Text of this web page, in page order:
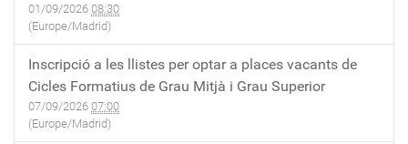
01/09/2026 08:30
(Europe/Madrid)
Inscripció a les llistes per optar a places vacants de
Cicles Formatius de Grau Mitjà i Grau Superior
07/09/2026 07:00
(Europe/Madrid)